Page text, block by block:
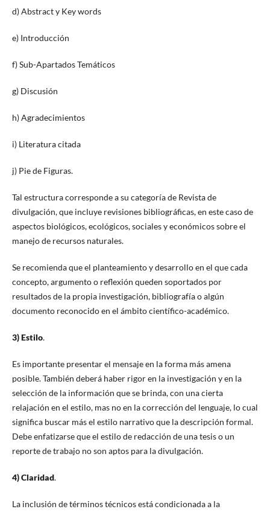
d) Abstract y Key words
e) Introducción
f) Sub-Apartados Temáticos
g) Discusión
h) Agradecimientos
i) Literatura citada
j) Pie de Figuras.
Tal estructura corresponde a su categoría de Revista de
divulgación, que incluye revisiones bibliográficas, en este caso de
aspectos biológicos, ecológicos, sociales y económicos sobre el
manejo de recursos naturales.
Se recomienda que el planteamiento y desarrollo en el que cada
concepto, argumento o reflexión queden soportados por
resultados de la propia investigación, bibliografía o algún
documento reconocido en el ámbito científico-académico.
3) Estilo.
Es importante presentar el mensaje en la forma más amena
posible. También deberá haber rigor en la investigación y en la
selección de la información que se brinda, con una cierta
relajación en el estilo, mas no en la corrección del lenguaje, lo cual
significa buscar más el estilo narrativo que la descripción formal.
Debe enfatizarse que el estilo de redacción de una tesis o un
reporte de trabajo no son aptos para la divulgación.
4) Claridad.
La inclusión de términos técnicos está condicionada a la